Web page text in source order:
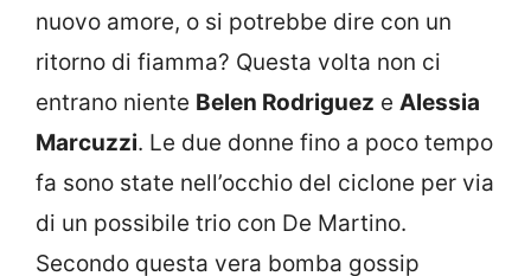
nuovo amore, o si potrebbe dire con un
ritorno di fiamma? Questa volta non ci
entrano niente Belen Rodriguez e Alessia
Marcuzzi. Le due donne fino a poco tempo
fa sono state nell’occhio del ciclone per via
di un possibile trio con De Martino.
Secondo questa vera bomba gossip